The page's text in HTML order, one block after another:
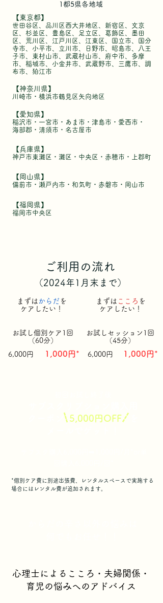
1都5県各地域
【東京都】
世田谷区、品川区西大井地区、新宿区、文京
区、杉並区、豊島区、足立区、葛飾区、墨田
区、荒川区、江戸川区、江東区、国立市、国分
寺市、小平市、立川市、日野市、昭島市、八王
子市、東村山市、武蔵村山市、府中市、多摩
市、稲城市、小金井市、武蔵野市、三鷹市、調
布市、狛江市
【神奈川県】
川崎市・横浜市鶴見区矢向地区
【愛知県】
稲沢市・一宮市・あま市・津島市・愛西市・
海部郡・清須市・ 名古屋市
【兵庫県】
神戸市東灘区・灘区・中央区・赤穂市・上郡町
【岡山県】
備前市・瀬戸内市・和気町・赤磐市・岡山市
【福岡県】
福岡市中央区
ご利用の流れ
（2024年1月末まで）
まずは からだ を
ケアしたい！
​お試し個別ケア1回
（60分）
まずは こころ を
ケアしたい！
​お試しセッション1回
（45分）
6,000円
1,000円* 6,000円 1,000円*
クーポン 5,000円OFFを
*個別ケア費に別途出張費、レンタルスペースで実施する
場合にはレンタル費が追加されます。
心理士によるこころ・夫婦関係・
育児の悩みへのアドバイス